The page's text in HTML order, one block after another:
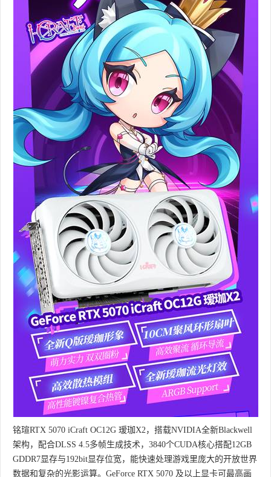
铭瑄RTX 5070 iCraft OC12G 瑷珈X2，搭载NVIDIA全新Blackwell
架构，配合DLSS 4.5多帧生成技术，3840个CUDA核心搭配12GB
GDDR7显存与192bit显存位宽，能快速处理游戏里庞大的开放世界
数据和复杂的光影运算。GeForce RTX 5070 及以上显卡可最高画